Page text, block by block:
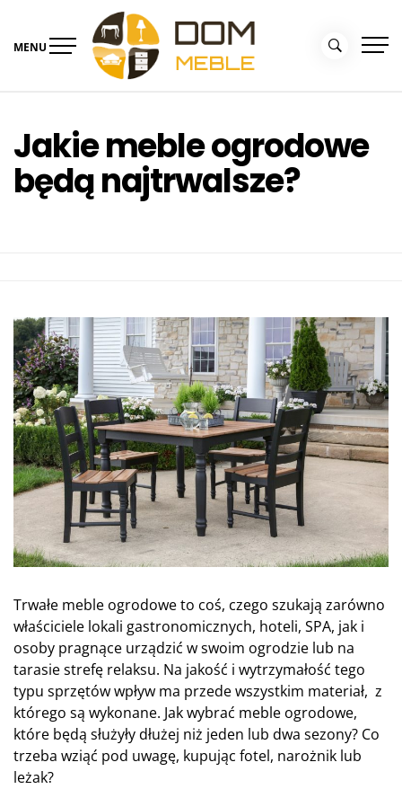
content
MENU
Jakie meble ogrodowe
będą najtrwalsze?
Trwałe meble ogrodowe to coś, czego szukają zarówno
właściciele lokali gastronomicznych, hoteli, SPA, jak i
osoby pragnące urządzić w swoim ogrodzie lub na
tarasie strefę relaksu. Na jakość i wytrzymałość tego
typu sprzętów wpływ ma przede wszystkim materiał, z
którego są wykonane. Jak wybrać meble ogrodowe,
które będą służyły dłużej niż jeden lub dwa sezony? Co
trzeba wziąć pod uwagę, kupując fotel, narożnik lub
leżak?